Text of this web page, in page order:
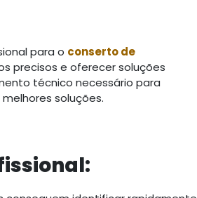
para o conserto de
precisos e oferecer soluções
técnico necessário para
soluções.